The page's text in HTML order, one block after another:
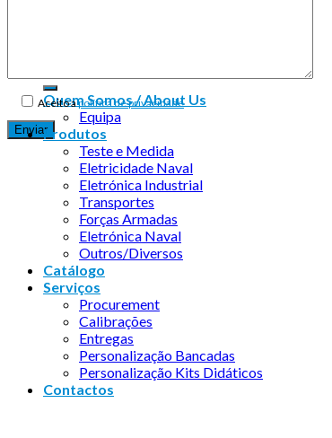
Aceito apolítica de privacidade
Quem Somos / About Us
Equipa
Produtos
Teste e Medida
Eletricidade Naval
Eletrónica Industrial
Transportes
Forças Armadas
Eletrónica Naval
Outros/Diversos
Catálogo
Serviços
Procurement
Calibrações
Entregas
Personalização Bancadas
Personalização Kits Didáticos
Contactos